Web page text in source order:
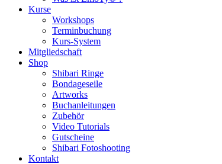
Kurse
Workshops
Terminbuchung
Kurs-System
Mitgliedschaft
Shop
Shibari Ringe
Bondageseile
Artworks
Buchanleitungen
Zubehör
Video Tutorials
Gutscheine
Shibari Fotoshooting
Kontakt